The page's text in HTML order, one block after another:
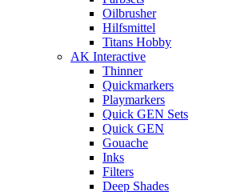
Oilbrusher
Hilfsmittel
Titans Hobby
AK Interactive
Thinner
Quickmarkers
Playmarkers
Quick GEN Sets
Quick GEN
Gouache
Inks
Filters
Deep Shades